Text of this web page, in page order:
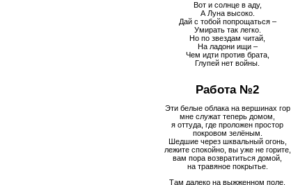
Вот и солнце в аду,
А Луна высоко.
Дай с тобой попрощаться –
Умирать так легко.
Но по звездам читай,
На ладони ищи –
Чем идти против брата,
Глупей нет войны.
Работа №2
Эти белые облака на вершинах гор
мне служат теперь домом,
я оттуда, где проложен простор
покровом зелёным.
Шедшие через шквальный огонь,
лежите спокойно, вы уже не горите,
вам пора возвратиться домой,
на травяное покрытье.
Там далеко на выжженном поле,